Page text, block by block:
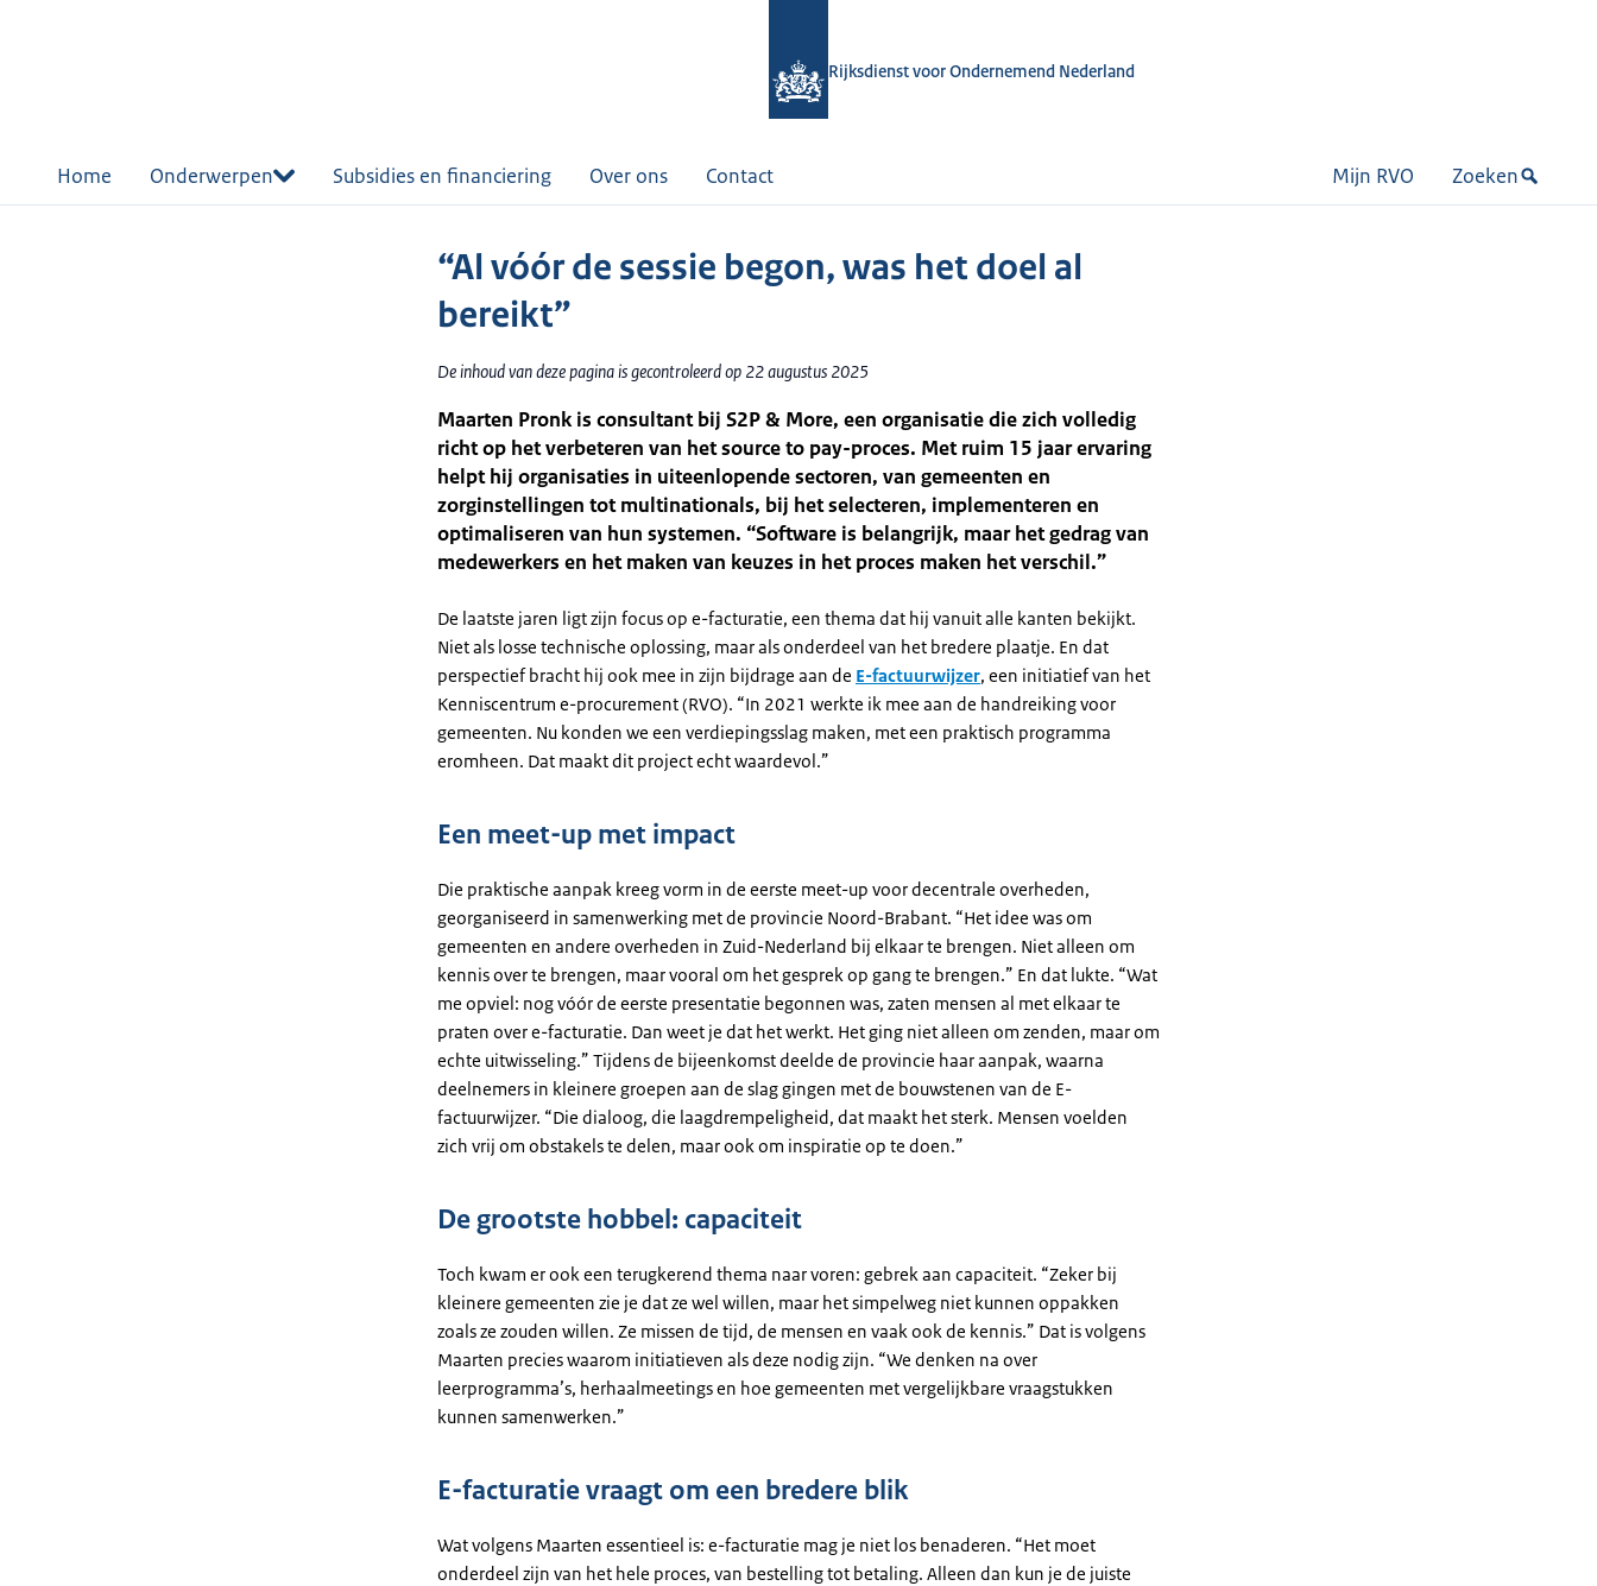
Rijksdienst voor Ondernemend Nederland
Home Onderwerpen Subsidies en financiering Over ons Contact Mijn RVO Zoeken
“Al vóór de sessie begon, was het doel al
bereikt”
De inhoud van deze pagina is gecontroleerd op 22 augustus 2025
Maarten Pronk is consultant bij S2P & More, een organisatie die zich volledig
richt op het verbeteren van het source to pay-proces. Met ruim 15 jaar ervaring
helpt hij organisaties in uiteenlopende sectoren, van gemeenten en
zorginstellingen tot multinationals, bij het selecteren, implementeren en
optimaliseren van hun systemen. “Software is belangrijk, maar het gedrag van
medewerkers en het maken van keuzes in het proces maken het verschil.”
De laatste jaren ligt zijn focus op e-facturatie, een thema dat hij vanuit alle kanten bekijkt.
Niet als losse technische oplossing, maar als onderdeel van het bredere plaatje. En dat
perspectief bracht hij ook mee in zijn bijdrage aan de E-factuurwijzer, een initiatief van het
Kenniscentrum e-procurement (RVO). “In 2021 werkte ik mee aan de handreiking voor
gemeenten. Nu konden we een verdiepingsslag maken, met een praktisch programma
eromheen. Dat maakt dit project echt waardevol.”
Een meet-up met impact
Die praktische aanpak kreeg vorm in de eerste meet-up voor decentrale overheden,
georganiseerd in samenwerking met de provincie Noord-Brabant. “Het idee was om
gemeenten en andere overheden in Zuid-Nederland bij elkaar te brengen. Niet alleen om
kennis over te brengen, maar vooral om het gesprek op gang te brengen.” En dat lukte. “Wat
me opviel: nog vóór de eerste presentatie begonnen was, zaten mensen al met elkaar te
praten over e-facturatie. Dan weet je dat het werkt. Het ging niet alleen om zenden, maar om
echte uitwisseling.” Tijdens de bijeenkomst deelde de provincie haar aanpak, waarna
deelnemers in kleinere groepen aan de slag gingen met de bouwstenen van de E-
factuurwijzer. “Die dialoog, die laagdrempeligheid, dat maakt het sterk. Mensen voelden
zich vrij om obstakels te delen, maar ook om inspiratie op te doen.”
De grootste hobbel: capaciteit
Toch kwam er ook een terugkerend thema naar voren: gebrek aan capaciteit. “Zeker bij
kleinere gemeenten zie je dat ze wel willen, maar het simpelweg niet kunnen oppakken
zoals ze zouden willen. Ze missen de tijd, de mensen en vaak ook de kennis.” Dat is volgens
Maarten precies waarom initiatieven als deze nodig zijn. “We denken na over
leerprogramma’s, herhaalmeetings en hoe gemeenten met vergelijkbare vraagstukken
kunnen samenwerken.”
E-facturatie vraagt om een bredere blik
Wat volgens Maarten essentieel is: e-facturatie mag je niet los benaderen. “Het moet
onderdeel zijn van het hele proces, van bestelling tot betaling. Alleen dan kun je de juiste